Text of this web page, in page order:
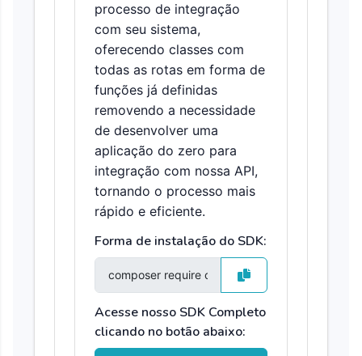
processo de integração
com seu sistema,
oferecendo classes com
todas as rotas em forma de
funções já definidas
removendo a necessidade
de desenvolver uma
aplicação do zero para
integração com nossa API,
tornando o processo mais
rápido e eficiente.
Forma de instalação do SDK:
Acesse nosso SDK Completo
clicando no botão abaixo: